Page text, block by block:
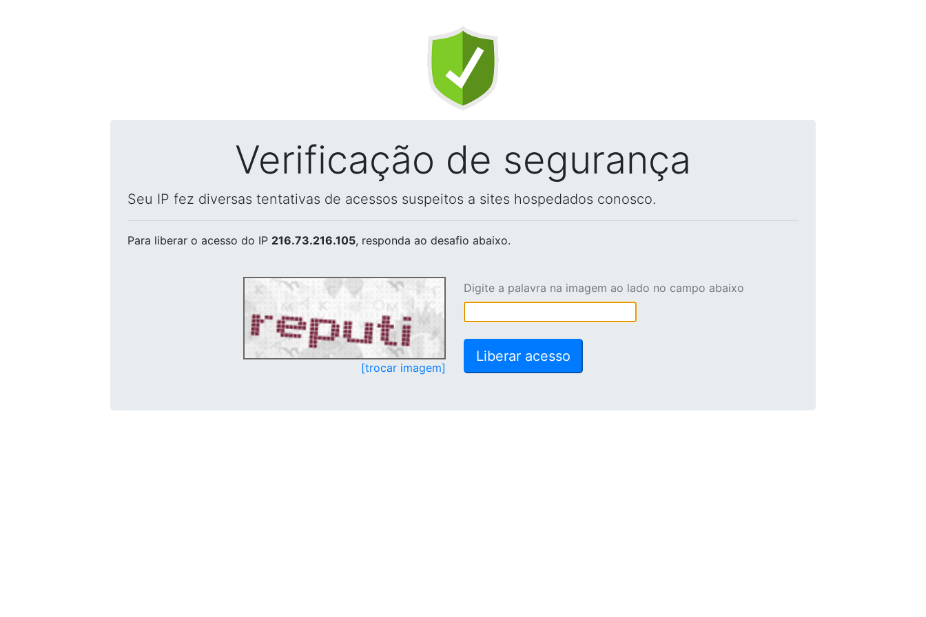
Verificação de segurança
Seu IP fez diversas tentativas de acessos suspeitos a sites hospedados conosco.
Para liberar o acesso do IP 216.73.216.105, responda ao desafio abaixo.
[trocar imagem]
Digite a palavra na imagem ao lado no campo abaixo